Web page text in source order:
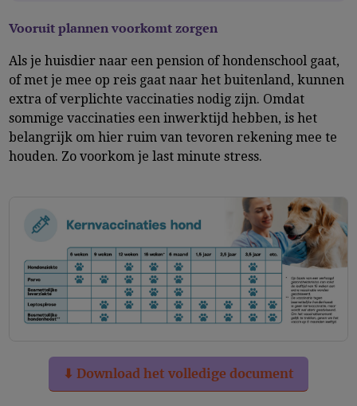
Vooruit plannen voorkomt zorgen
Als je huisdier naar een pension of hondenschool gaat,
of met je mee op reis gaat naar het buitenland, kunnen
extra of verplichte vaccinaties nodig zijn. Omdat
sommige vaccinaties een inwerktijd hebben, is het
belangrijk om hier ruim van tevoren rekening mee te
houden. Zo voorkom je last minute stress.
⬇ Download het volledige document